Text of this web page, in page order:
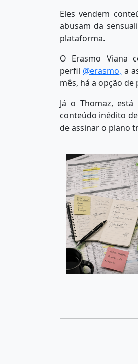
Eles vendem
abusam da
plataforma.
O Erasmo Viana
perfil @erasmo, a
mês, há a opção de
Já o Thomaz,
conteúdo inédito
de assinar o plano